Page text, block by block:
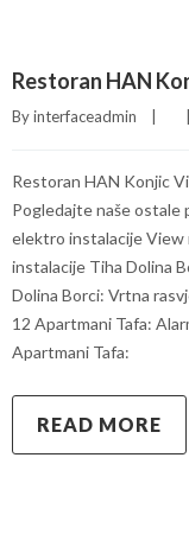
Restoran HAN
By interfaceadmin
Restoran HAN Konjic
Pogledajte naše ostale
elektro instalacije View
instalacije Tiha Dolina
Dolina Borci: Vrtna
12 Apartmani Tafa:
Apartmani Tafa:
READ MORE